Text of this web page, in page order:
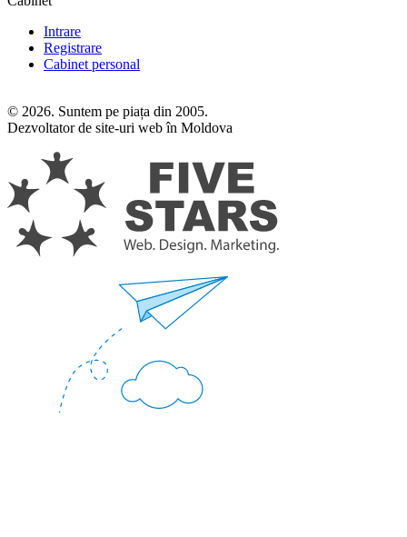
Intrare
Registrare
Cabinet personal
© 2026. Suntem pe piața din 2005.
Dezvoltator de site-uri web în Moldova